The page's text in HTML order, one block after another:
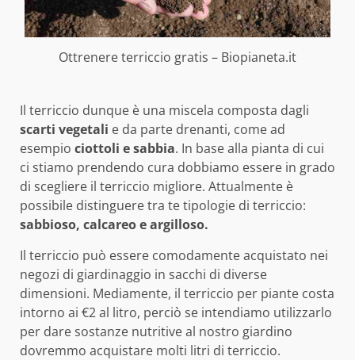
Ottrenere terriccio gratis – Biopianeta.it
Il terriccio dunque è una miscela composta dagli
scarti vegetali e da parte drenanti, come ad
esempio ciottoli e sabbia. In base alla pianta di cui
ci stiamo prendendo cura dobbiamo essere in grado
di scegliere il terriccio migliore. Attualmente è
possibile distinguere tra te tipologie di terriccio:
sabbioso, calcareo e argilloso.
Il terriccio può essere comodamente acquistato nei
negozi di giardinaggio in sacchi di diverse
dimensioni. Mediamente, il terriccio per piante costa
intorno ai €2 al litro, perciò se intendiamo utilizzarlo
per dare sostanze nutritive al nostro giardino
dovremmo acquistare molti litri di terriccio.